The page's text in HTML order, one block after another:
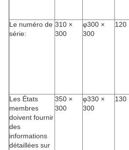
Le numéro de
série:
310 ×
300
φ300 ×
300
120
Les États
membres
doivent fournir
des
informations
détaillées sur
350 ×
300
φ330 ×
300
130